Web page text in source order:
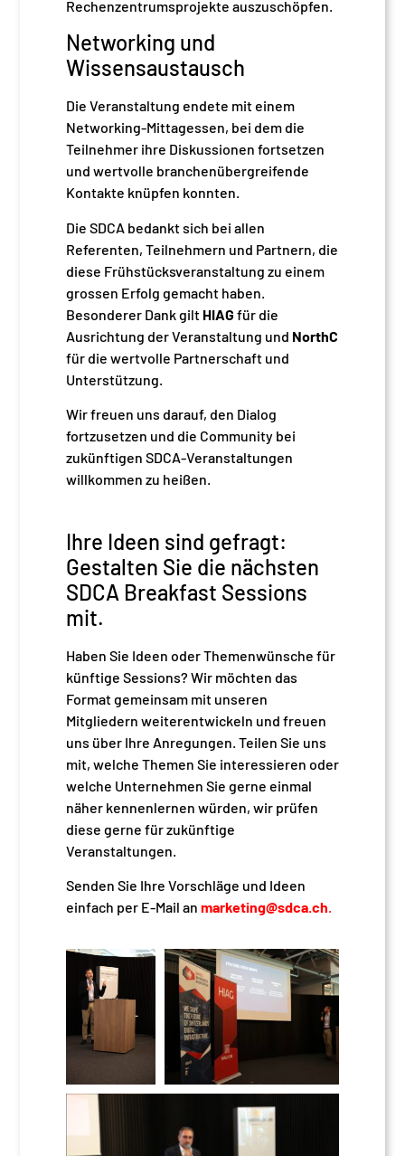
Rechenzentrumsprojekte auszuschöpfen.
Networking und
Wissensaustausch
Die Veranstaltung endete mit einem
Networking-Mittagessen, bei dem die
Teilnehmer ihre Diskussionen fortsetzen
und wertvolle branchenübergreifende
Kontakte knüpfen konnten.
Die SDCA bedankt sich bei allen
Referenten, Teilnehmern und Partnern, die
diese Frühstücksveranstaltung zu einem
grossen Erfolg gemacht haben.
Besonderer Dank gilt HIAG für die
Ausrichtung der Veranstaltung und NorthC
für die wertvolle Partnerschaft und
Unterstützung.
Wir freuen uns darauf, den Dialog
fortzusetzen und die Community bei
zukünftigen SDCA-Veranstaltungen
willkommen zu heißen.
Ihre Ideen sind gefragt:
Gestalten Sie die nächsten
SDCA Breakfast Sessions
mit.
Haben Sie Ideen oder Themenwünsche für
künftige Sessions? Wir möchten das
Format gemeinsam mit unseren
Mitgliedern weiterentwickeln und freuen
uns über Ihre Anregungen. Teilen Sie uns
mit, welche Themen Sie interessieren oder
welche Unternehmen Sie gerne einmal
näher kennenlernen würden, wir prüfen
diese gerne für zukünftige
Veranstaltungen.
Senden Sie Ihre Vorschläge und Ideen
einfach per E-Mail an marketing@sdca.ch.